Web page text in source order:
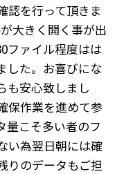
認を行って頂きま
大きく開く事が出
ファイル程度はは
した。お喜びにな
も安心致しまし
保作業を進めて参
量こそ多い者のフ
い為翌日朝には確
りのデータもご担